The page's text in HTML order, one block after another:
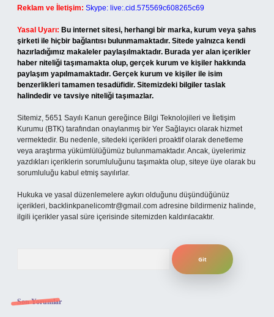
Reklam ve İletişim: Skype: live:.cid.575569c608265c69
Yasal Uyarı: Bu internet sitesi, herhangi bir marka, kurum veya şahıs
şirketi ile hiçbir bağlantısı bulunmamaktadır. Sitede yalnızca kendi
hazırladığımız makaleler paylaşılmaktadır. Burada yer alan içerikler
haber niteliği taşımamakta olup, gerçek kurum ve kişiler hakkında
paylaşım yapılmamaktadır. Gerçek kurum ve kişiler ile isim
benzerlikleri tamamen tesadüfidir. Sitemizdeki bilgiler taslak
halindedir ve tavsiye niteliği taşımazlar.
Sitemiz, 5651 Sayılı Kanun gereğince Bilgi Teknolojileri ve İletişim
Kurumu (BTK) tarafından onaylanmış bir Yer Sağlayıcı olarak hizmet
vermektedir. Bu nedenle, sitedeki içerikleri proaktif olarak denetleme
veya araştırma yükümlülüğümüz bulunmamaktadır. Ancak, üyelerimiz
yazdıkları içeriklerin sorumluluğunu taşımakta olup, siteye üye olarak bu
sorumluluğu kabul etmiş sayılırlar.
Hukuka ve yasal düzenlemelere aykırı olduğunu düşündüğünüz
içerikleri, backlinkpanelicomtr@gmail.com adresine bildirmeniz halinde,
ilgili içerikler yasal süre içerisinde sitemizden kaldırılacaktır.
Son Yorumlar